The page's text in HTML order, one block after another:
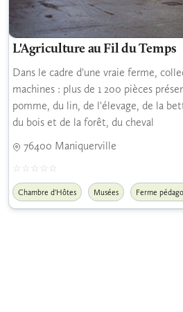
L'Agriculture au Fil du Temps
Dans le cadre d'une vraie ferme,
machines : plus de 1 200 pièces
pomme, du lin, de l'élevage, de la
du bois et de la forêt, du cheval
76400 Maniquerville
Chambre d'Hôtes Musées Ferme